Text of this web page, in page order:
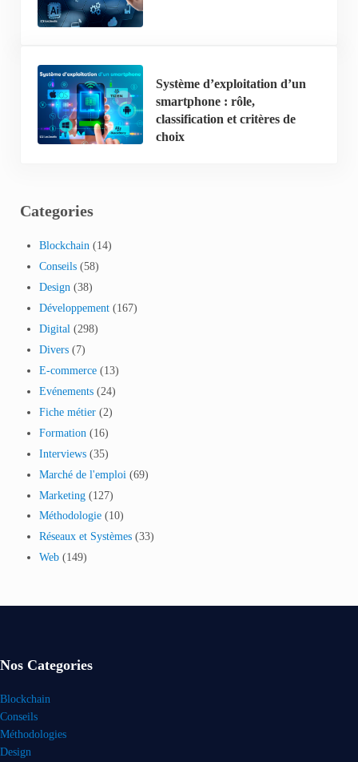
Système d’exploitation d’un
smartphone : rôle,
classification et critères de
choix
Categories
Blockchain (14)
Conseils (58)
Design (38)
Développement (167)
Digital (298)
Divers (7)
E-commerce (13)
Evénements (24)
Fiche métier (2)
Formation (16)
Interviews (35)
Marché de l'emploi (69)
Marketing (127)
Méthodologie (10)
Réseaux et Systèmes (33)
Web (149)
Nos Categories
Blockchain
Conseils
Méthodologies
Design